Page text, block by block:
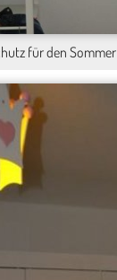
für den Sommer